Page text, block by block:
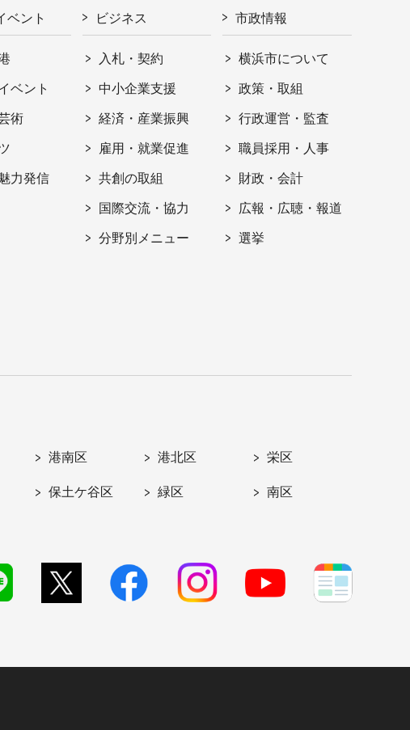
ベント
ベント
術
力発信
ビジネス
入札・契約
中小企業支援
経済・産業振興
雇用・就業促進
共創の取組
国際交流・協力
分野別メニュー
市政情報
横浜市について
政策・取組
行政運営・監査
職員採用・人事
財政・会計
広報・広聴・報道
選挙
港南区 港北区 栄区
保土ケ谷区 緑区 南区